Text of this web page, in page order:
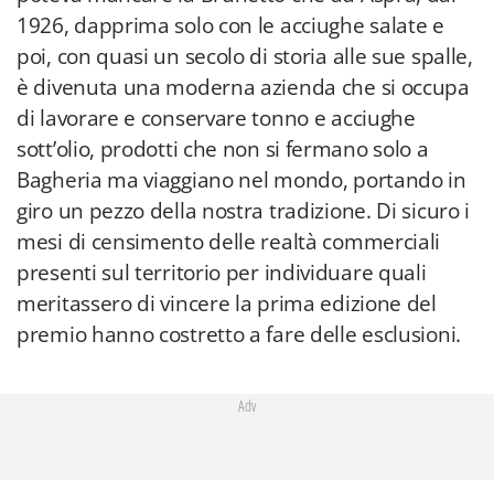
1926, dapprima solo con le acciughe salate e
poi, con quasi un secolo di storia alle sue spalle,
è divenuta una moderna azienda che si occupa
di lavorare e conservare tonno e acciughe
sott’olio, prodotti che non si fermano solo a
Bagheria ma viaggiano nel mondo, portando in
giro un pezzo della nostra tradizione. Di sicuro i
mesi di censimento delle realtà commerciali
presenti sul territorio per individuare quali
meritassero di vincere la prima edizione del
premio hanno costretto a fare delle esclusioni.
Adv